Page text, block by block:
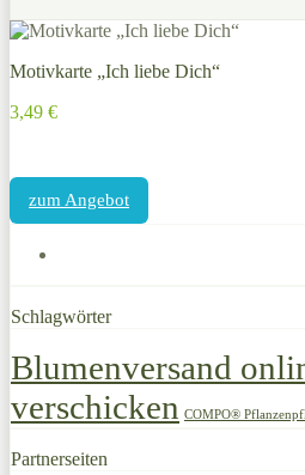
Motivkarte „Ich liebe Dich“
3,49 €
zum Angebot
Schlagwörter
Blumenversand
verschicken COMPO®
Partnerseiten